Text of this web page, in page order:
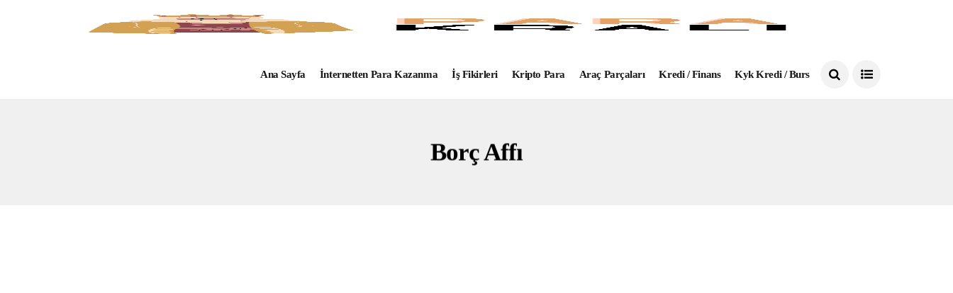
Ana Sayfa İnternetten Para Kazanma İş Fikirleri Kripto Para Araç Parçaları Kredi / Finans Kyk Kredi / Burs
Borç Affı